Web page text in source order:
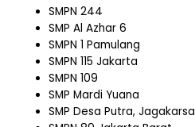
SMPN 244
SMP Al Azhar 6
SMPN 1 Pamulang
SMPN 115 Jakarta
SMPN 109
SMP Mardi Yuana
SMP Desa Putra, Jagakarsa